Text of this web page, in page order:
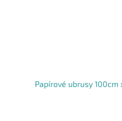
Papírové ubrusy 100cm